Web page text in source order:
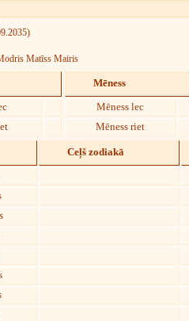
Matīss Mairis
Mēness
Mēness lec
Mēness riet
Ceļš zodiakā